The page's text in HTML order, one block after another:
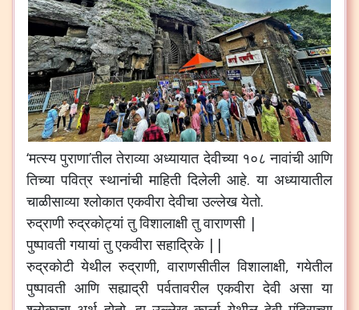
‘मत्स्य पुराणा’तील तेराव्या अध्यायात देवीच्या १०८ नावांची आणि
तिच्या पवित्र स्थानांची माहिती दिलेली आहे. या अध्यायातील
चाळीसाव्या श्लोकात एकवीरा देवीचा उल्लेख येतो.
रुद्राणी रुद्रकोट्यां तु विशालाक्षी तु वाराणसी |
पुष्पावती गयायां तु एकवीरा सहाद्रिके ||
रुद्रकोटी येथील रुद्राणी, वाराणसीतील विशालाक्षी, गयेतील
पुष्पावती आणि सह्याद्री पर्वतावरील एकवीरा देवी असा या